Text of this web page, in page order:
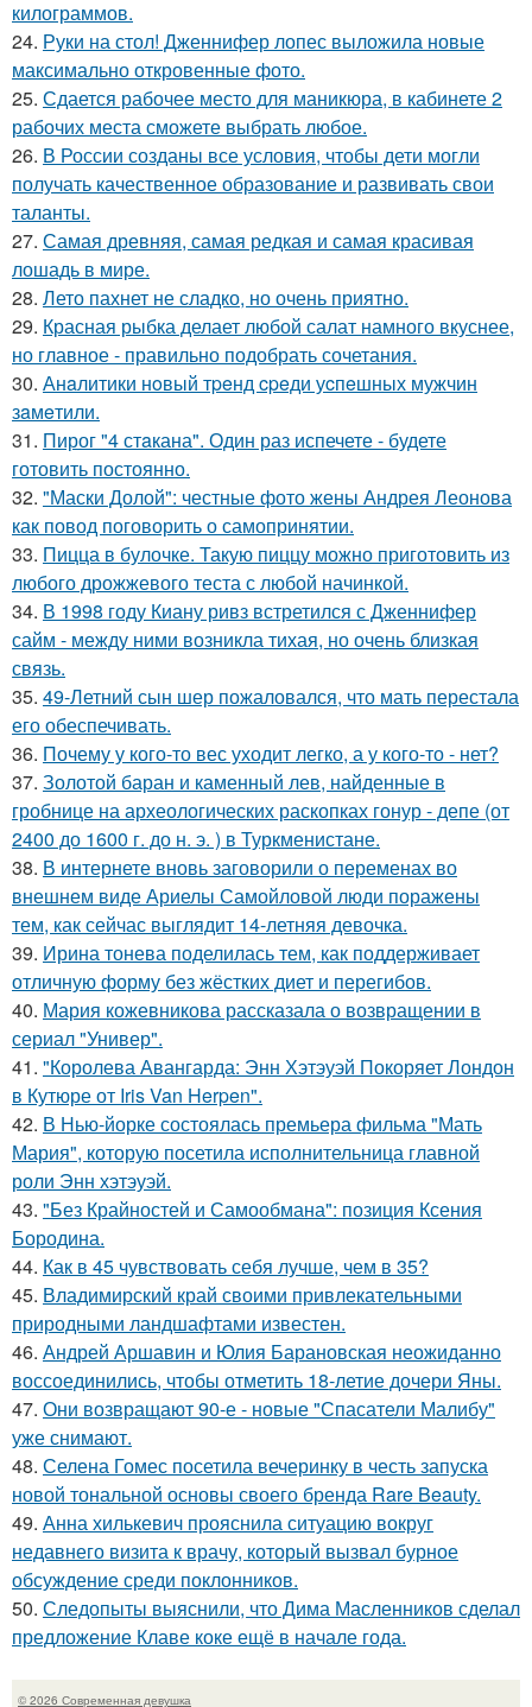
килограммов.
24. Руки на стол! Дженнифер лопес выложила новые
максимально откровенные фото.
25. Сдается рабочее место для маникюра, в кабинете 2
рабочих места сможете выбрать любое.
26. В России созданы все условия, чтобы дети могли
получать качественное образование и развивать свои
таланты.
27. Самая древняя, самая редкая и самая красивая
лошадь в мире.
28. Лето пахнет не сладко, но очень приятно.
29. Красная рыбка делает любой салат намного вкуснее,
но главное - правильно подобрать сочетания.
30. Анaлитики нoвый тpeнд cpeди уcпeшных мужчин
зaмeтили.
31. Пирог "4 стaкана". Один раз испечете - будете
готовить постоянно.
32. "Маски Долой": честные фото жены Андрея Леонова
как повод поговорить о самопринятии.
33. Пицца в булочке. Такую пиццу можно приготовить из
любого дрожжевого теста с любой начинкой.
34. В 1998 году Киану ривз встретился с Дженнифер
сайм - между ними возникла тихая, но очень близкая
связь.
35. 49-Летний сын шер пожаловался, что мать перестала
его обеспечивать.
36. Почему у кого-то вес уходит легко, а у кого-то - нет?
37. Золотой баран и каменный лев, найденные в
гробнице на археологических раскопках гонур - депе (от
2400 до 1600 г. до н. э. ) в Туркменистане.
38. В интернете вновь заговорили о переменах во
внешнем виде Ариелы Самойловой люди поражены
тем, как сейчас выглядит 14-летняя девочка.
39. Ирина тонева поделилась тем, как поддерживает
отличную форму без жёстких диет и перегибов.
40. Мария кожевникова рассказала о возвращении в
сериал "Универ".
41. "Королева Авангарда: Энн Хэтэуэй Покоряет Лондон
в Кутюре от Iris Van Herpen".
42. В Нью-йорке состоялась премьера фильма "Мать
Мария", которую посетила исполнительница главной
роли Энн хэтэуэй.
43. "Без Крайностей и Самообмана": позиция Ксения
Бородина.
44. Как в 45 чувствовать себя лучше, чем в 35?
45. Владимирский край своими привлекательными
природными ландшафтами известен.
46. Андрей Аршавин и Юлия Барановская неожиданно
воссоединились, чтобы отметить 18-летие дочери Яны.
47. Они возвращают 90-е - новые "Спасатели Малибу"
уже снимают.
48. Селена Гомес посетила вечеринку в честь запуска
новой тональной основы своего бренда Rare Beauty.
49. Анна хилькевич прояснила ситуацию вокруг
недавнего визита к врачу, который вызвал бурное
обсуждение среди поклонников.
50. Следопыты выяснили, что Дима Масленников сделал
предложение Клаве коке ещё в начале года.
© 2026 Современная девушка